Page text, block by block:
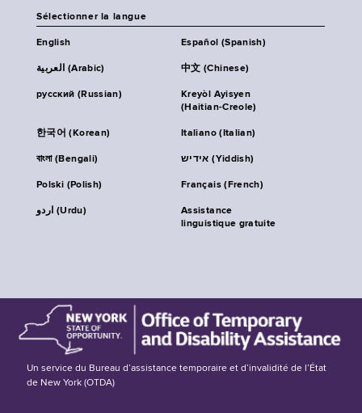
Sélectionner la langue
English Español (Spanish)
العربية (Arabic) 中文 (Chinese)
русский (Russian)
Kreyòl Ayisyen
(Haitian-Creole)
한국어 (Korean) Italiano (Italian)
বাংলা (Bengali) אידיש (Yiddish)
Polski (Polish) Français (French)
اردو (Urdu)
Assistance
linguistique gratuite
Un service du Bureau d’assistance temporaire et d’invalidité de l’État
de New York (OTDA)